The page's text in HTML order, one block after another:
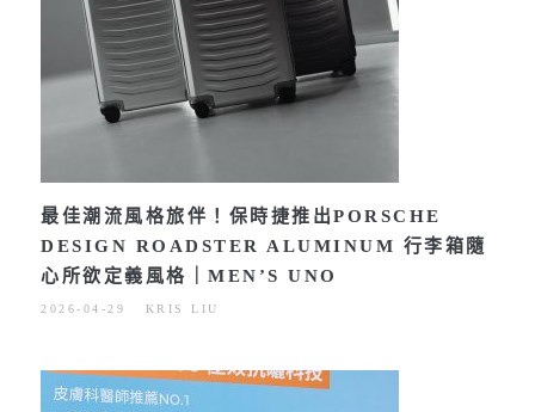
最佳潮流風格旅伴！保時捷推出PORSCHE
DESIGN ROADSTER ALUMINUM 行李箱隨
心所欲定義風格｜MEN’S UNO
2026-04-29 KRIS LIU